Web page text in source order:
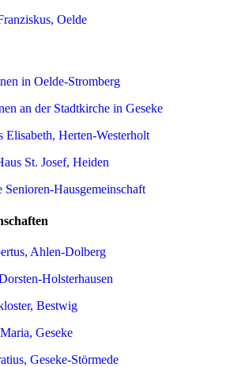
Oelde
in Oelde-Stromberg
an der Stadtkirche in Geseke
Elisabeth, Herten-Westerholt
St. Josef, Heiden
Hausgemeinschaft
Ahlen-Dolberg
Holsterhausen
Bestwig
Geseke
Geseke-Störmede